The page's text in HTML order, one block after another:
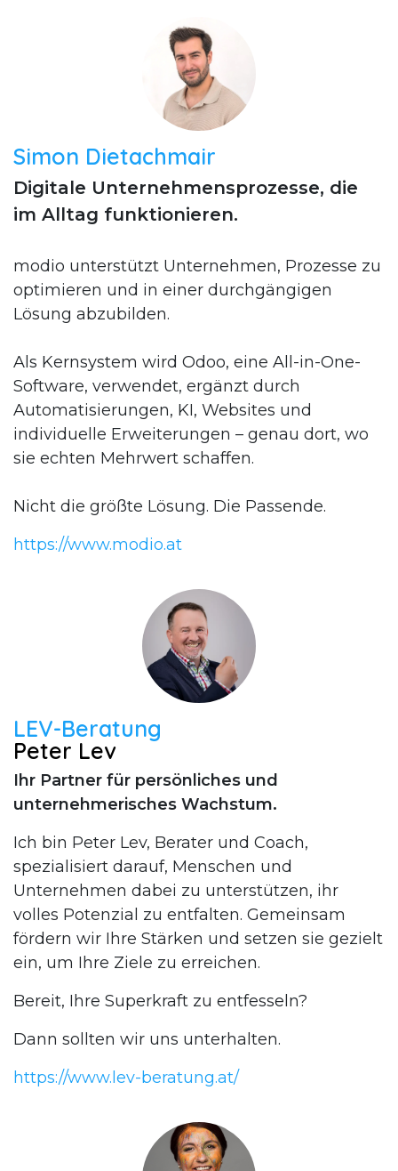
Simon Dietachmair
Digitale Unternehmensprozesse, die
im Alltag funktionieren.
modio unterstützt Unternehmen, Prozesse zu
optimieren und in einer durchgängigen
Lösung abzubilden.
Als Kernsystem wird Odoo, eine All-in-One-
Software, verwendet, ergänzt durch
Automatisierungen, KI, Websites und
individuelle Erweiterungen – genau dort, wo
sie echten Mehrwert schaffen.
Nicht die größte Lösung. Die Passende.
https://www.modio.at
LEV-Beratung
Peter Lev
Ihr Partner für persönliches und
unternehmerisches Wachstum.
Ich bin Peter Lev, Berater und Coach,
spezialisiert darauf, Menschen und
Unternehmen dabei zu unterstützen, ihr
volles Potenzial zu entfalten. Gemeinsam
fördern wir Ihre Stärken und setzen sie gezielt
ein, um Ihre Ziele zu erreichen.
Bereit, Ihre Superkraft zu entfesseln?
Dann sollten wir uns unterhalten.
https://www.lev-beratung.at/